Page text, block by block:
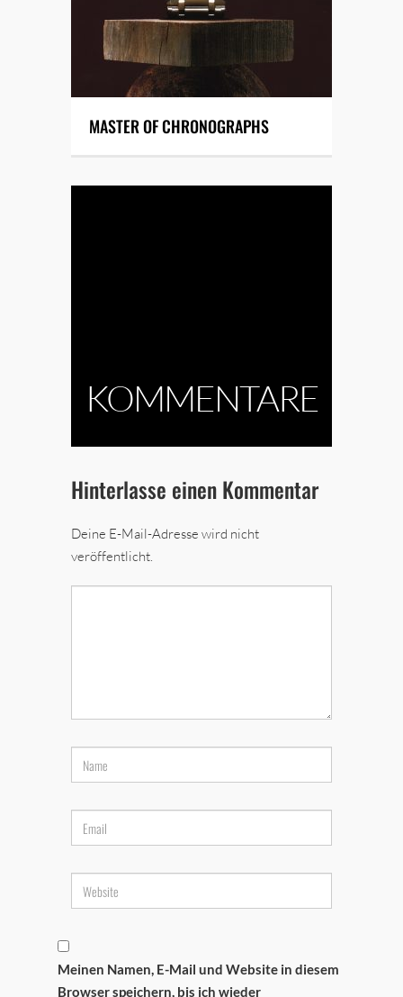
MASTER OF CHRONOGRAPHS
KOMMENTARE
Hinterlasse einen Kommentar
Deine E-Mail-Adresse wird nicht
veröffentlicht.
Meinen Namen, E-Mail und Website in diesem
Browser speichern, bis ich wieder